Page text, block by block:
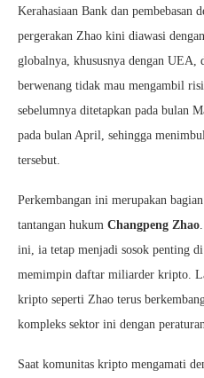
Kerahasiaan Bank dan pembebasan
pergerakan Zhao kini diawasi
globalnya, khususnya dengan UEA,
berwenang tidak mau mengambil
sebelumnya ditetapkan pada bulan
pada bulan April, sehingga
tersebut.
Perkembangan ini merupakan
tantangan hukum Changpeng Zhao
ini, ia tetap menjadi sosok penting
memimpin daftar miliarder kripto.
kripto seperti Zhao terus
kompleks sektor ini dengan
Saat komunitas kripto mengamati